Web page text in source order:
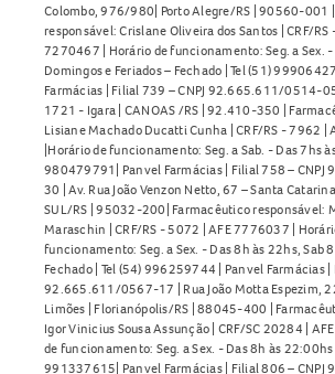
Como armazenar a Alta D Caps
Conserve a Alta D Caps 15.000UI
temperatura ambiente, entre 15°C e
luz e umidade. Mantenha o
embalagem original e fora do alcance de
utilize o produto após o prazo de
A Alta D Caps 15.000UI Cápsulas Moles
Panvel. Consulte sempre um profissional
de iniciar o uso de qualquer
opções emVitaminas.
Colombo, 976/980| Porto Alegre/RS | 90560-001
responsável: Crislane Oliveira dos Santos | CRF/
7270467 | Horário de funcionamento: Seg. a Sex.
Domingos e Feriados – Fechado | Tel (51)
Farmácias | Filial 739 – CNPJ 92.665.611/0514-
1721 - Igara | CANOAS /RS | 92.410-350 |
Lisiane Machado Ducatti Cunha | CRF/RS - 7962 |
|Horário de funcionamento: Seg. a Sab. - Das 7hs
980479791| Panvel Farmácias | Filial 758 –
30 | Av. Rua João Venzon Netto, 67 – Santa
SUL/RS | 95032-200| Farmacêutico responsável:
Maraschin | CRF/RS - 5072 | AFE 7776037 |
funcionamento: Seg. a Sex. - Das 8h às 22hs, Sab
Fechado | Tel (54) 996259744 | Panvel Farmácias |
92.665.611/0567-17 | Rua João Motta Espezim,
Limões | Florianópolis/RS | 88045-400 |
Igor Vinicius Sousa Assunção | CRF/SC 20284 |
de funcionamento: Seg. a Sex. - Das 8h às 22:00hs
991337615| Panvel Farmácias | Filial 806 –